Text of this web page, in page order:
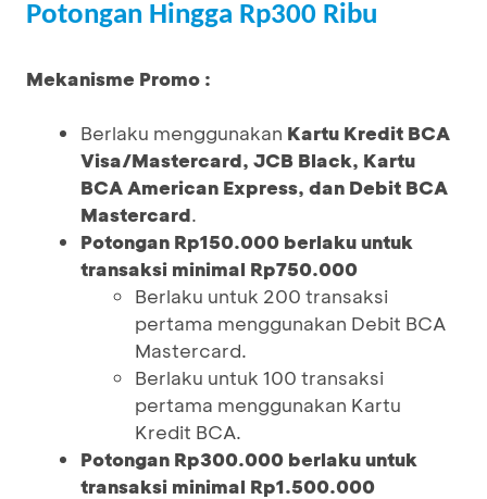
Potongan Hingga Rp300 Ribu
Mekanisme Promo :
Berlaku menggunakan Kartu Kredit BCA
Visa/Mastercard, JCB Black, Kartu
BCA American Express, dan Debit BCA
Mastercard.
Potongan Rp150.000 berlaku untuk
transaksi minimal Rp750.000
Berlaku untuk 200 transaksi
pertama menggunakan Debit BCA
Mastercard.
Berlaku untuk 100 transaksi
pertama menggunakan Kartu
Kredit BCA.
Potongan Rp300.000 berlaku untuk
transaksi minimal Rp1.500.000